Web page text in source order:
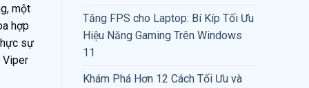
một
hợp
sự
Viper
Tăng FPS cho Laptop: Bí Kíp Tối Ưu
Hiệu Năng Gaming Trên Windows
11
Khám Phá Hơn 12 Cách Tối Ưu và